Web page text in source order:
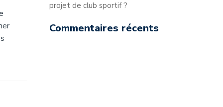
projet de club sportif ?
Commentaires récents